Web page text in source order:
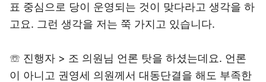
표 중심으로 당이 운영되는 것이 맞다라고 생각을 하
고요. 그런 생각을 저는 쭉 가지고 있습니다.
☏ 진행자 > 조 의원님 언론 탓을 하셨는데요. 언론
이 아니고 권영세 의원께서 대동단결을 해도 부족한